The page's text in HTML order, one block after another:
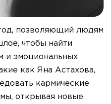
позволяющий людям
чтобы найти
и эмоциональных
как Яна Астахова,
кармические
открывая новые